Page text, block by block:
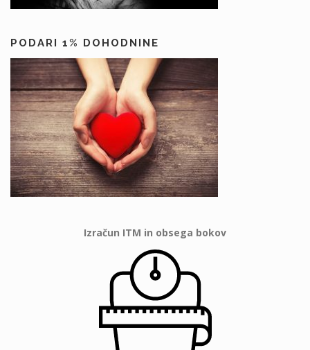
PODARI 1% DOHODNINE
Izračun ITM in obsega bokov